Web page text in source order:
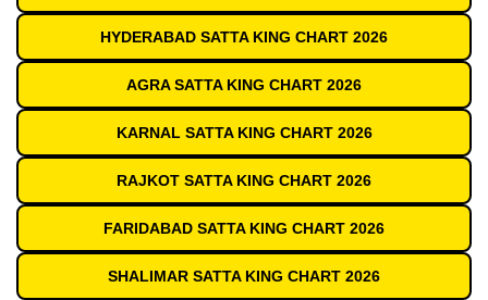
HYDERABAD SATTA KING CHART 2026
AGRA SATTA KING CHART 2026
KARNAL SATTA KING CHART 2026
RAJKOT SATTA KING CHART 2026
FARIDABAD SATTA KING CHART 2026
SHALIMAR SATTA KING CHART 2026